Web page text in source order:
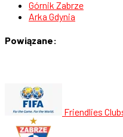
Górnik Zabrze
Arka Gdynia
Powiązane:
Friendlies